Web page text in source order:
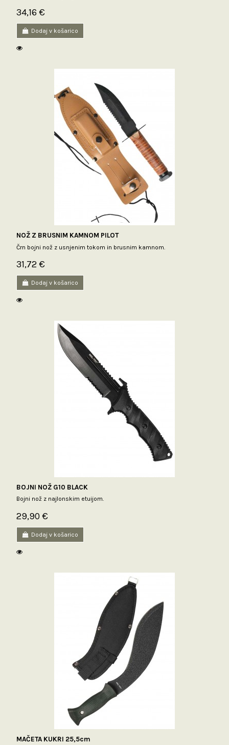
34,16 €
Dodaj v košarico
NOŽ Z BRUSNIM KAMNOM PILOT
Črn bojni nož z usnjenim tokom in brusnim kamnom.
31,72 €
Dodaj v košarico
BOJNI NOŽ G10 BLACK
Bojni nož z najlonskim etuijom.
29,90 €
Dodaj v košarico
MAČETA KUKRI 25,5cm